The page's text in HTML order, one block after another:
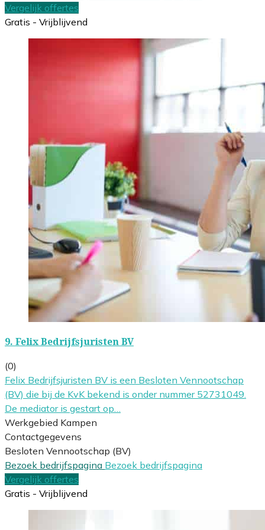
Vergelijk offertes
Gratis - Vrijblijvend
9. Felix Bedrijfsjuristen BV
(0)
Felix Bedrijfsjuristen BV is een Besloten Vennootschap
(BV) die bij de KvK bekend is onder nummer 52731049.
De mediator is gestart op…
Werkgebied Kampen
Contactgegevens
Besloten Vennootschap (BV)
Bezoek bedrijfspagina Bezoek bedrijfspagina
Vergelijk offertes
Gratis - Vrijblijvend